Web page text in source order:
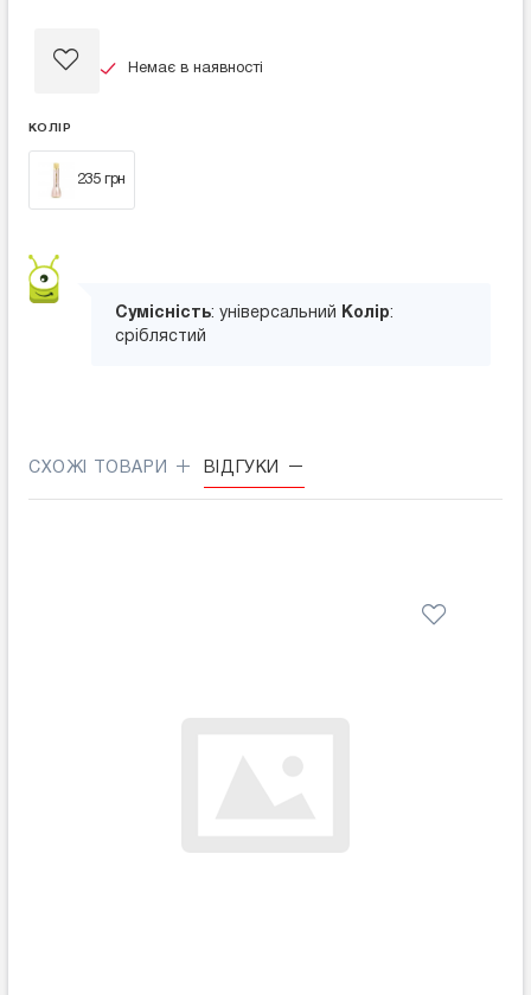
Немає в наявності
КОЛІР
235 грн
Сумісність: універсальний Колір:
сріблястий
СХОЖІ ТОВАРИ ВІДГУКИ